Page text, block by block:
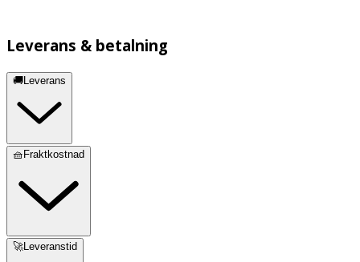
Leverans & betalning
🚚Leverans
🧺Fraktkostnad
🚀Leveranstid